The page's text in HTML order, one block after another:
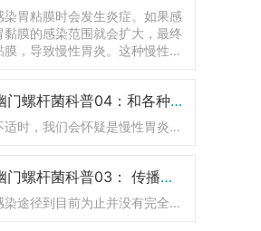
染胃粘膜时会发生炎症。如果感
膜的感染范围就会扩大，最终
，导致慢性胃炎。这种慢性胃
发展为胃癌。
门螺杆菌科普04：和各种胃病的关系
反复出现胃部不适时，我们会怀疑是慢性胃炎、胃溃疡、十二指肠溃疡等疾病引起的。胃炎、胃溃疡、十二指肠溃疡患者，特别是反复复发时，通常感染幽门螺杆菌。
螺杆菌科普03： 传播途径是什么？如何预防感染？
幽门螺杆菌的感染途径到目前为止并没有完全搞清楚。但从最近的研究来看，毫无疑问幽门螺杆菌会通过“口口传播”。据说感染幽门螺杆菌的绝大部分是5岁以下的婴儿。这主要是因为幼儿时期的胃是弱酸性的，幽门螺杆菌更容易存活。基于这个原因，有人怀疑幽门螺杆菌是由母亲传染给婴儿。因此要避免成年人口对口的给婴儿进行喂食。